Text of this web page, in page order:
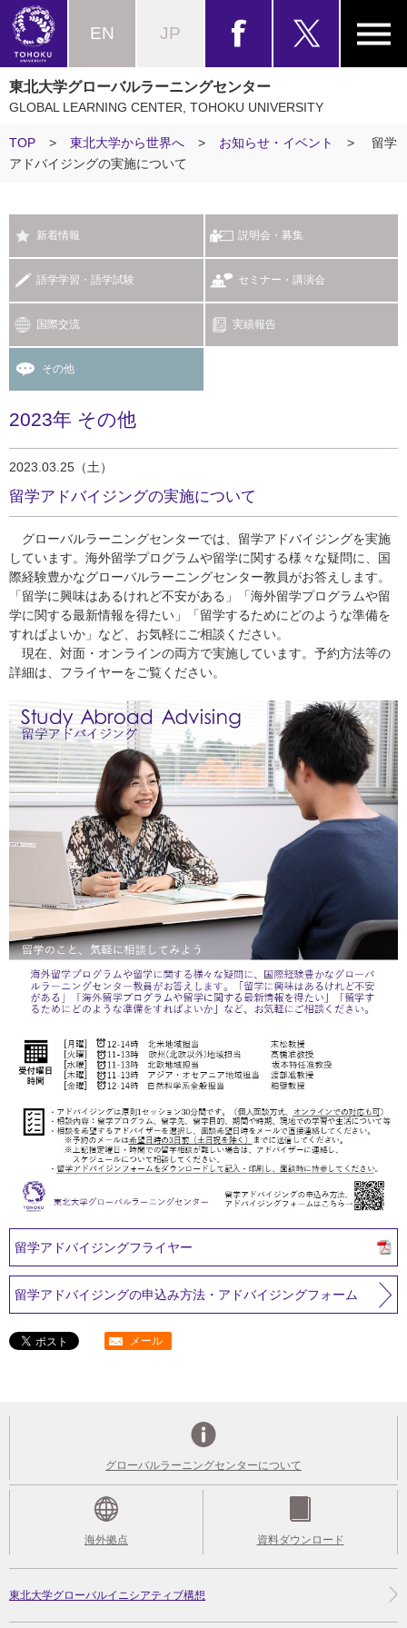
EN JP
東北大学グローバルラーニングセンター
GLOBAL LEARNING CENTER, TOHOKU UNIVERSITY
TOP > 東北大学から世界へ > お知らせ・イベント >
留学
アドバイジングの実施について
新着情報 説明会・募集
語学学習・語学試験 セミナー・講演会
国際交流 実績報告
その他
2023年 その他
2023.03.25（土）
留学アドバイジングの実施について
グローバルラーニングセンターでは、留学アドバイジングを実施
しています。海外留学プログラムや留学に関する様々な疑問に、国
際経験豊かなグローバルラーニングセンター教員がお答えします。
「留学に興味はあるけれど不安がある」「海外留学プログラムや留
学に関する最新情報を得たい」「留学するためにどのような準備を
すればよいか」など、お気軽にご相談ください。
現在、対面・オンラインの両方で実施しています。予約方法等の
詳細は、フライヤーをご覧ください。
留学アドバイジングフライヤー
留学アドバイジングの申込み方法・アドバイジングフォーム
メール
グローバルラーニングセンターについて
海外拠点 資料ダウンロード
東北大学グローバルイニシアティブ構想